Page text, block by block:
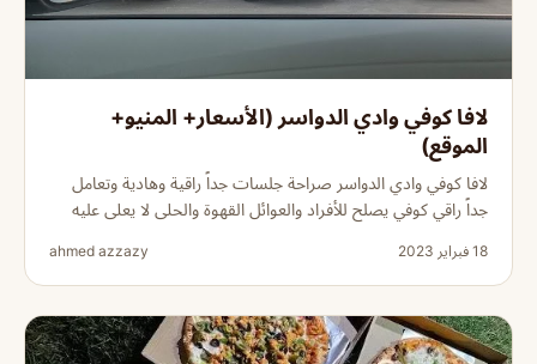
لافا كوفي وادي الدواسر (الأسعار+ المنيو+
الموقع)
لافا كوفي وادي الدواسر صراحة جلسات جداً راقية وهادية وتعامل
جداً راقي كوفي يصلح للأفراد والعوائل القهوة والحلى لا يعلى عليه
18 فبراير 2023 ahmed azzazy